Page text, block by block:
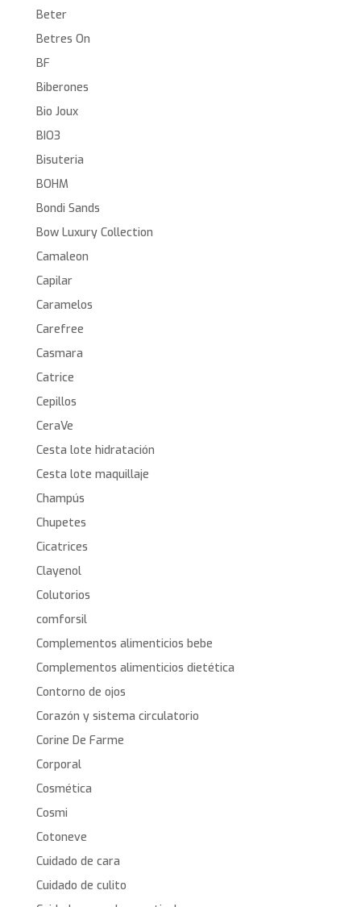
Beter
Betres On
BF
Biberones
Bio Joux
BIO3
Bisuteria
BOHM
Bondi Sands
Bow Luxury Collection
Camaleon
Capilar
Caramelos
Carefree
Casmara
Catrice
Cepillos
CeraVe
Cesta lote hidratación
Cesta lote maquillaje
Champús
Chupetes
Cicatrices
Clayenol
Colutorios
comforsil
Complementos alimenticios bebe
Complementos alimenticios dietética
Contorno de ojos
Corazón y sistema circulatorio
Corine De Farme
Corporal
Cosmética
Cosmi
Cotoneve
Cuidado de cara
Cuidado de culito